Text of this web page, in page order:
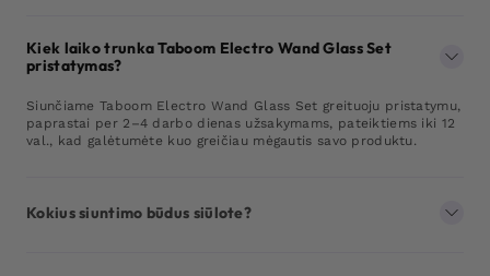
Kiek laiko trunka Taboom Electro Wand Glass Set
pristatymas?
Siunčiame Taboom Electro Wand Glass Set greituoju pristatymu,
paprastai per 2–4 darbo dienas užsakymams, pateiktiems iki 12
val., kad galėtumėte kuo greičiau mėgautis savo produktu.
Kokius siuntimo būdus siūlote?